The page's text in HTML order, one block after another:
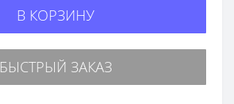
В КОРЗИНУ
БЫСТРЫЙ ЗАКАЗ